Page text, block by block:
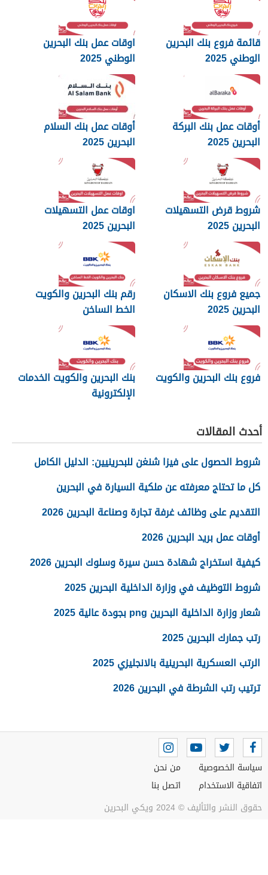
قائمة فروع بنك البحرين
الوطني 2025
اوقات عمل بنك البحرين
الوطني 2025
أوقات عمل بنك البركة
البحرين 2025
أوقات عمل بنك السلام
البحرين 2025
شروط قرض التسهيلات
البحرين 2025
اوقات عمل التسهيلات
البحرين 2025
جميع فروع بنك الاسكان
البحرين 2025
رقم بنك البحرين والكويت
الخط الساخن
فروع بنك البحرين والكويت
بنك البحرين والكويت الخدمات
الإلكترونية
أحدث المقالات
شروط الحصول على فيزا شنغن للبحرينيين: الدليل الكامل
كل ما تحتاج معرفته عن ملكية السيارة في البحرين
التقديم على وظائف غرفة تجارة وصناعة البحرين 2026
أوقات عمل بريد البحرين 2026
كيفية استخراج شهادة حسن سيرة وسلوك البحرين 2026
شروط التوظيف في وزارة الداخلية البحرين 2025
شعار وزارة الداخلية البحرين png بجودة عالية 2025
رتب جمارك البحرين 2025
الرتب العسكرية البحرينية بالانجليزي 2025
ترتيب رتب الشرطة في البحرين 2026
سياسة الخصوصية
اتفاقية الاستخدام
من نحن
اتصل بنا
حقوق النشر والتأليف © 2024 ويكي البحرين